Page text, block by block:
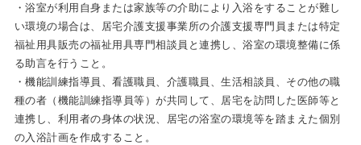
・浴室が利用自身または家族等の介助により入浴をすることが難し
い環境の場合は、居宅介護支援事業所の介護支援専門員または特定
福祉用具販売の福祉用具専門相談員と連携し、浴室の環境整備に係
る助言を行うこと。
・機能訓練指導員、看護職員、介護職員、生活相談員、その他の職
種の者（機能訓練指導員等）が共同して、居宅を訪問した医師等と
連携し、利用者の身体の状況、居宅の浴室の環境等を踏まえた個別
の入浴計画を作成すること。